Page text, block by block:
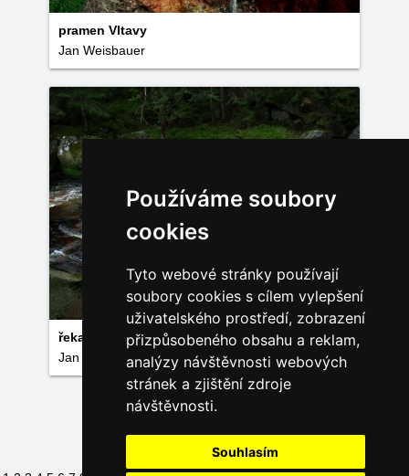
Používáme soubory
cookies
Tyto webové stránky používají
soubory cookies s cílem vylepšení
uživatelského prostředí, zobrazení
přizpůsobeného obsahu a reklam,
analýzy návštěvnosti webových
stránek a zjištění zdroje
návštěvnosti.
Souhlasím
pramen Vltavy
Jan Weisbauer
řeka Vydra
Jan Weisbauer
Načíst další fotky